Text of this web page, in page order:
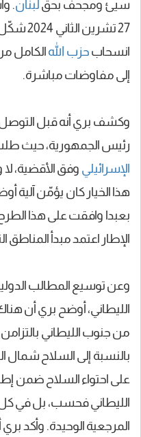
سيئ ومجحف بحق لبنان.
27
انسحاب حزب الله الكامل
إلى مفاوضات مباشرة.
وكشف بري أنه قبل التوصل
رئيس الجمهورية، حيث طلب
الإسرائيلي وفق الأقضية، لا
هذا الخيار كان يؤمّن آلية
بعبدا وافقت على هذا
الإطار اعتمد مبدأ المناطق
وعن توسيع المطالب
الليطاني، أوضح بري أن
من جنوب الليطاني
بالنسبة إلى السلاح شمال
على احتواء السلاح ضمن
الليطاني فحسب، بل في كل
المرجعية الوحيدة. وأكد